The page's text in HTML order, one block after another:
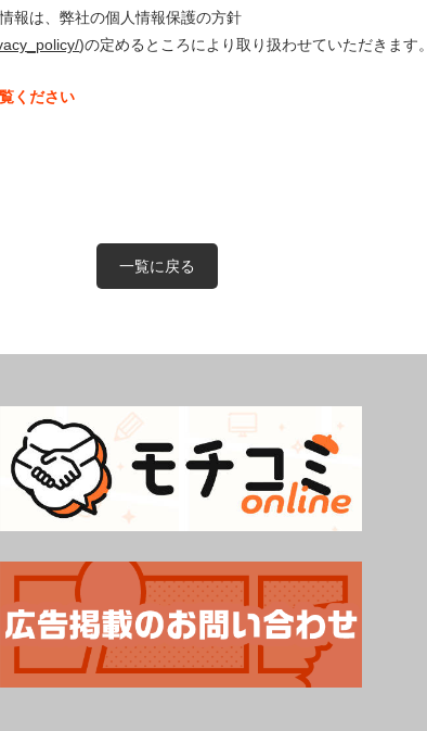
報は、弊社の個人情報保護の方針
)の定めるところにより取り扱わせていただきます。
ください
一覧に戻る